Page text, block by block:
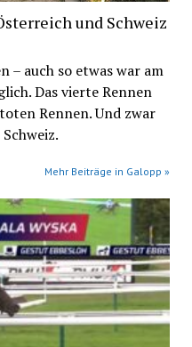
und Schweiz
– auch so etwas war am
Das vierte Rennen
Rennen. Und zwar
Mehr Beiträge in Galopp »